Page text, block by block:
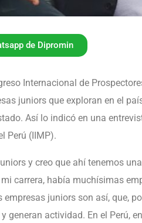
de Dipromin
Internacional de
juniors que exploran en el
Así lo indicó en una
Perú (IIMP).
y creo que ahí tenemos
carrera, había muchísimas
juniors son así, que,
generan actividad. En el Perú,